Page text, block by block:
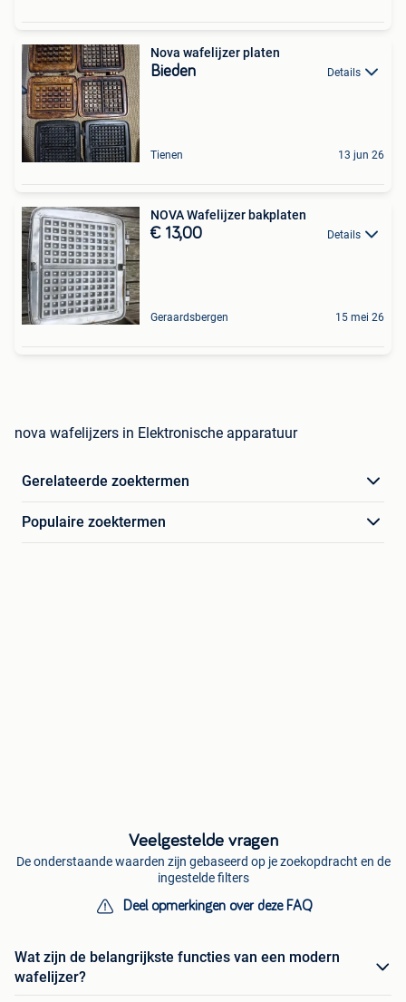
Nova wafelijzer platen
Bieden Details
Tienen 13 jun 26
NOVA Wafelijzer bakplaten
€ 13,00 Details
Geraardsbergen 15 mei 26
nova wafelijzers in Elektronische apparatuur
Gerelateerde zoektermen
Populaire zoektermen
Veelgestelde vragen
De onderstaande waarden zijn gebaseerd op je zoekopdracht en de
ingestelde filters
Deel opmerkingen over deze FAQ
Wat zijn de belangrijkste functies van een modern
wafelijzer?